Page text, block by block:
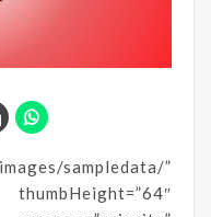
sampledata/”